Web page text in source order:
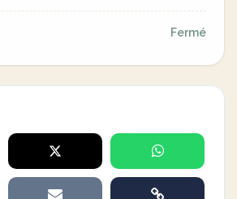
Fermé